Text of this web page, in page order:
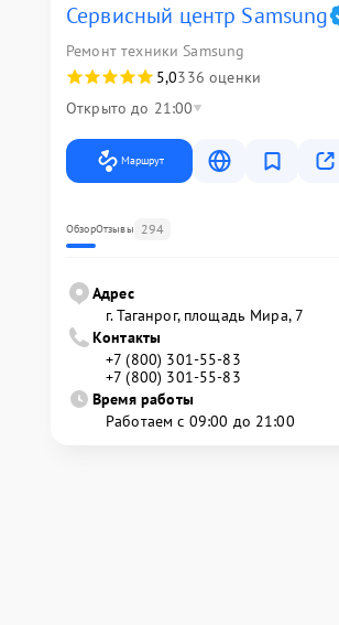
Сервисный центр Samsung
Ремонт техники Samsung
5,0336 оценки
Открыто до 21:00
Маршрут
ОбзорОтзывы 294
Адрес
г. Таганрог, площадь Мира, 7
Контакты
+7 (800) 301-55-83
+7 (800) 301-55-83
Время работы
Работаем с 09:00 до 21:00